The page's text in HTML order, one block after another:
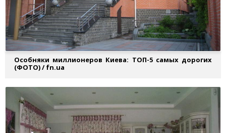
Особняки миллионеров Киева: ТОП-5 самых дорогих
(ФОТО) / fn.ua